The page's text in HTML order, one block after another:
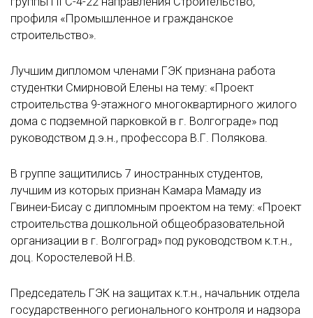
профиля «Промышленное и гражданское
строительство».
Лучшим дипломом членами ГЭК признана работа
студентки Смирновой Елены на тему: «Проект
строительства 9-этажного многоквартирного жилого
дома с подземной парковкой в г. Волгограде» под
руководством д.э.н., профессора В.Г. Полякова.
В группе защитились 7 иностранных студентов,
лучшим из которых признан Камара Мамаду из
Гвинеи-Бисау с дипломным проектом на тему: «Проект
строительства дошкольной общеобразовательной
организации в г. Волгоград» под руководством к.т.н.,
доц. Коростелевой Н.В.
Председатель ГЭК на защитах к.т.н., начальник отдела
государственного регионального контроля и надзора